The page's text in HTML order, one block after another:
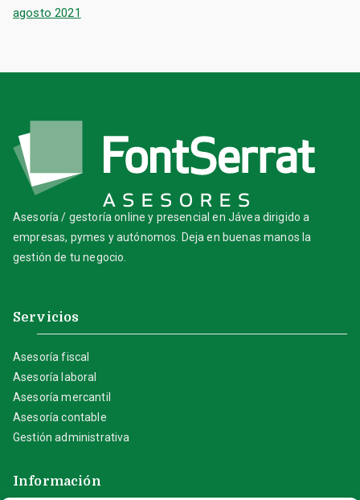
agosto 2021
Asesoría / gestoría online y presencial en Jávea dirigido a
empresas, pymes y autónomos. Deja en buenas manos la
gestión de tu negocio.
Servicios
Asesoría fiscal
Asesoría laboral
Asesoría mercantil
Asesoría contable
Gestión administrativa
Información